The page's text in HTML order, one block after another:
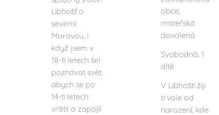
Libhošť a
severní
Moravou, i
když jsem v
18-ti letech šel
poznávat svět,
abych se po
14-ti letech
vrátil a zapojil
obce,
mateřská
dovolená
Svobodná, 1
dítě
V Libhošti žiji
trvale od
narození, kde